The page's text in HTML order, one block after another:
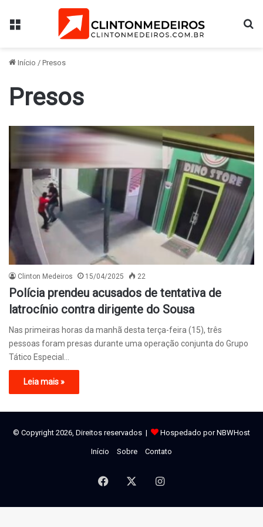
Menu
Início / Presos
Presos
Clinton Medeiros 15/04/2025 22
Polícia prendeu acusados de tentativa de
latrocínio contra dirigente do Sousa
Nas primeiras horas da manhã desta terça-feira (15), três
pessoas foram presas durante uma operação conjunta do Grupo
Tático Especial…
Leia mais »
© Copyright 2026, Direitos reservados | Hospedado por NBWHost
Início Sobre Contato
Facebook Instagram